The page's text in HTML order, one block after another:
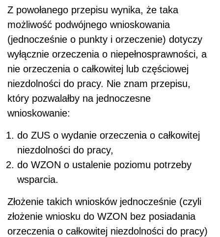
Z powołanego przepisu wynika, że taka
możliwość podwójnego wnioskowania
(jednocześnie o punkty i orzeczenie) dotyczy
wyłącznie orzeczenia o niepełnosprawności, a
nie orzeczenia o całkowitej lub częściowej
niezdolności do pracy. Nie znam przepisu,
który pozwalałby na jednoczesne
wnioskowanie:
do ZUS o wydanie orzeczenia o całkowitej
niezdolności do pracy,
do WZON o ustalenie poziomu potrzeby
wsparcia.
Złożenie takich wniosków jednocześnie (czyli
złożenie wniosku do WZON bez posiadania
orzeczenia o całkowitej niezdolności do pracy)